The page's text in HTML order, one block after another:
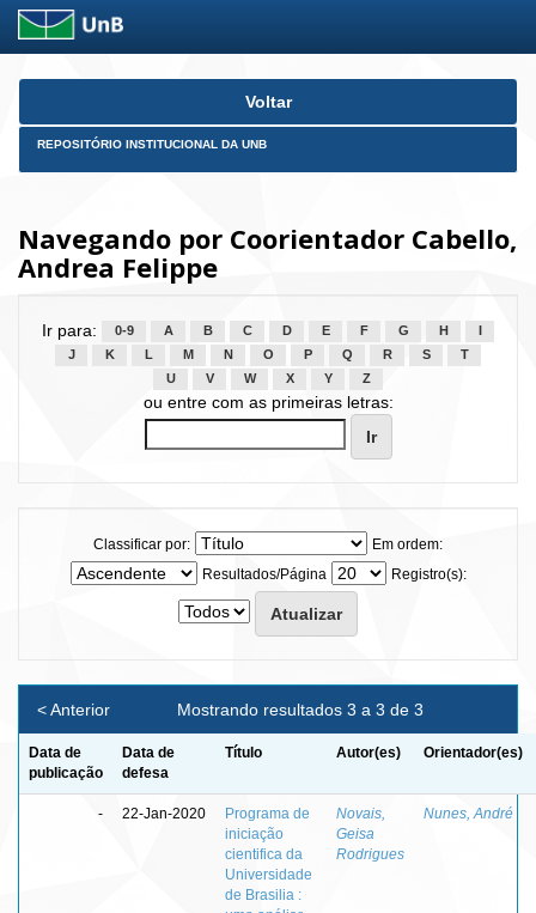
Skip
Voltar
REPOSITÓRIO INSTITUCIONAL DA UNB
Navegando por Coorientador Cabello,
Andrea Felippe
Ir para: 0-9 A B C D E F G H
J
K L M N O P Q R S
T
U
V W X Y Z
ou entre com as primeiras letras:
Classificar por:
Em ordem:
Resultados/Página
Registro(s):
Mostrando resultados 3 a 3 de 3
< Anterior
Data de
publicação
Data de
defesa
Título Autor(es) Orientador(es)
- 22-Jan-2020
Programa de
iniciação
cientifica da
Universidade
de Brasilia :
Novais,
Geisa
Rodrigues
Nunes, André